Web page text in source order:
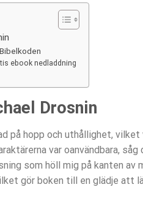
ebook nedladdning
Drosnin
på hopp och uthållighet,
var oanvändbara,
som höll mig på kanten
gör boken till en glädje att